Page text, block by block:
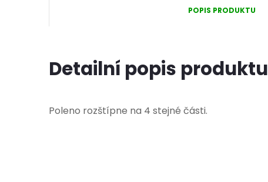
POPIS PRODUKTU
Detailní popis produktu
Poleno rozštípne na 4 stejné části.